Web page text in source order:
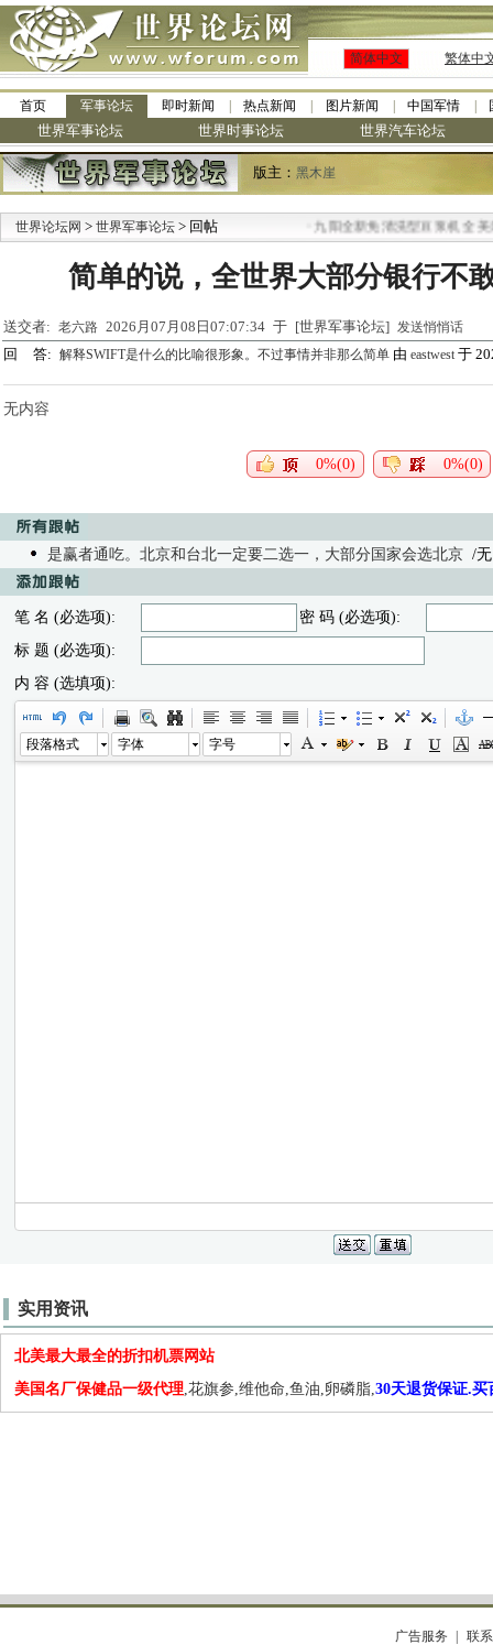
简体中文 繁体中
首页 军事论坛 即时新闻 热点新闻 图片新闻 中国军情
世界军事论坛 世界时事论坛 世界汽车论坛
版主： 黑木崖
世界论坛网 > 世界军事论坛 > 回帖 九阳全新免清洗型豆浆机 全美最
简单的说，全世界大部分银行不
送交者: 老六路 2026月07月08日07:07:34 于 [世界军事论坛] 发送悄悄话
回 答: 解释SWIFT是什么的比喻很形象。不过事情并非那么简单 由 eastwest 于
无内容
0%(0) 0%(0)
是赢者通吃。北京和台北一定要二选一，大部分国家会选北京 /
笔 名 (必选项):
密 码 (必选项):
标 题 (必选项):
内 容 (选填项):
段落格式 字体 字号
实用资讯
北美最大最全的折扣机票网站
美国名厂保健品一级代理,花旗参,维他命,鱼油,卵磷脂,30天退货保证.买
广告服务 联